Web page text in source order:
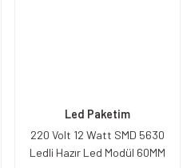
Led Paketim
220 Volt 12 Watt SMD 5630
Ledli Hazır Led Modül 60MM